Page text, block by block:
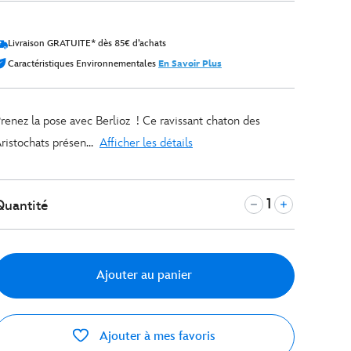
Livraison GRATUITE* dès 85€ d’achats
Caractéristiques Environnementales En Savoir Plus
la pose avec Berlioz ! Ce ravissant chaton des
présen... Afficher les détails
Ajouter au panier
Ajouter à mes favoris